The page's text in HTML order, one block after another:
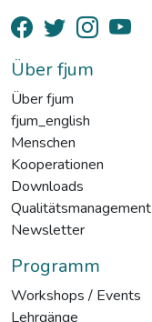
Über fjum
Über fjum
fjum_english
Menschen
Kooperationen
Downloads
Qualitätsmanagement
Newsletter
Programm
Workshops / Events
Lehrgänge